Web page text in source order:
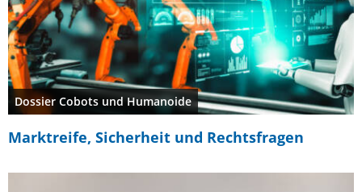
Dossier Cobots und Humanoide
Marktreife, Sicherheit und Rechtsfragen